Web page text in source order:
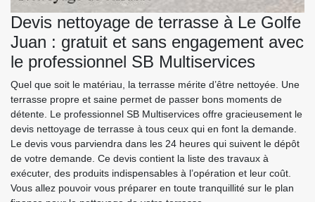
Devis nettoyage de terrasse à Le Golfe
Juan : gratuit et sans engagement avec
le professionnel SB Multiservices
Quel que soit le matériau, la terrasse mérite d’être nettoyée. Une
terrasse propre et saine permet de passer bons moments de
détente. Le professionnel SB Multiservices offre gracieusement le
devis nettoyage de terrasse à tous ceux qui en font la demande.
Le devis vous parviendra dans les 24 heures qui suivent le dépôt
de votre demande. Ce devis contient la liste des travaux à
exécuter, des produits indispensables à l’opération et leur coût.
Vous allez pouvoir vous préparer en toute tranquillité sur le plan